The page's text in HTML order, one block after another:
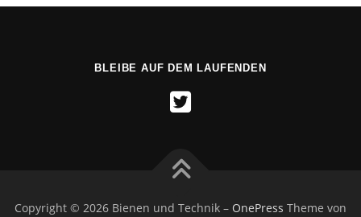
BLEIBE AUF DEM LAUFENDEN
Copyright © 2026 Bienen und Technik – OnePress Theme von